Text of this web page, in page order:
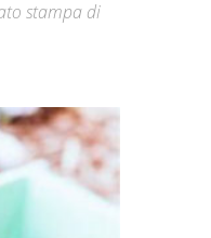
stampa di